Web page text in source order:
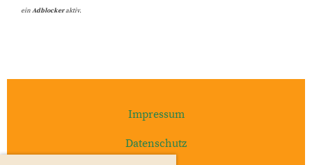
einAdblockeraktiv.
Impressum
Datenschutz